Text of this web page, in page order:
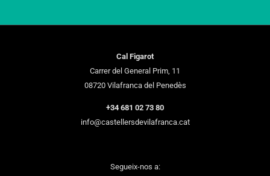
Cal Figarot
Carrer del General Prim, 11
08720 Vilafranca del Penedès
+34 681 02 73 80
info@castellersdevilafranca.cat
Segueix-nos a: